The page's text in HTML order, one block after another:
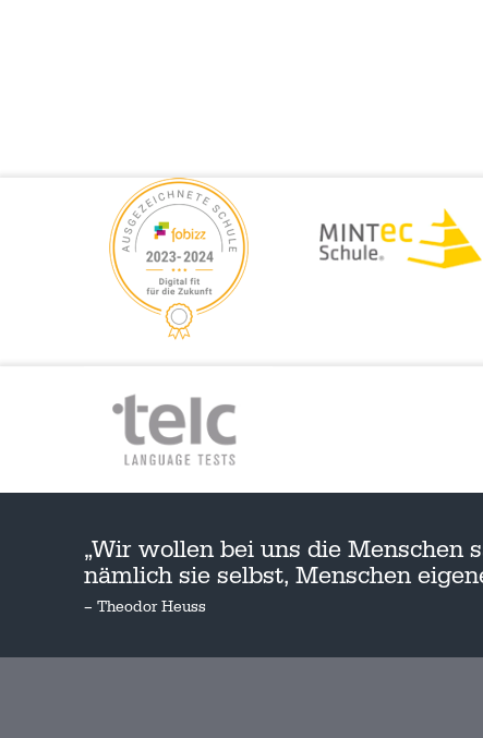
„Wir wollen bei uns die
nämlich sie selbst, Menschen
– Theodor Heuss